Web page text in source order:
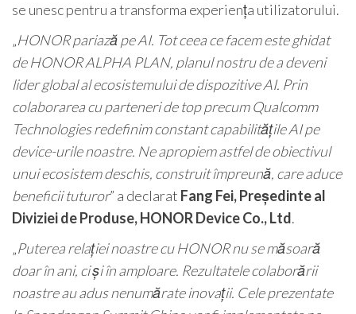
se unesc pentru a transforma experiența utilizatorului.
„HONOR pariază pe AI. Tot ceea ce facem este ghidat
de HONOR ALPHA PLAN, planul nostru de a deveni
lider global al ecosistemului de dispozitive AI. Prin
colaborarea cu parteneri de top precum Qualcomm
Technologies redefinim constant capabilitățile AI pe
device-urile noastre. Ne apropiem astfel de obiectivul
unui ecosistem deschis, construit împreună, care aduce
beneficii tuturor” a declarat Fang Fei, Președinte al
Diviziei de Produse, HONOR Device Co., Ltd.
„Puterea relației noastre cu HONOR nu se măsoară
doar în ani, ci și în amploare. Rezultatele colaborării
noastre au adus nenumărate inovații. Cele prezentate